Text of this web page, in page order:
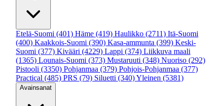
Etelä-Suomi (401) Häme (419) Haulikko (2711) Itä-Suomi
(400) Kaakkois-Suomi (390) Kasa-ammunta (399) Keski-
Suomi (377) Kivääri (4229) Lappi (374) Liikkuva maali
(1365) Lounais-Suomi (373) Mustaruuti (348) Nuoriso (292)
Pistooli (3350) Pohjanmaa (379) Pohjois-Pohjanmaa (377)
Practical (485) PRS (79) Siluetti (340)Yleinen (5381)
Avainsanat